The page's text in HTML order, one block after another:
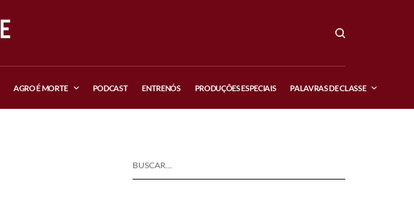
AGRO É MORTE PODCAST ENTRENÓS PRODUÇÕES ESPECIAIS PALAVRAS DE CLASSE